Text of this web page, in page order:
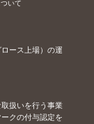
いて
ース上場）の運
扱いを行う事業
クの付与認定を